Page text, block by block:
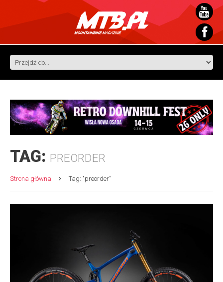
TAG: PREORDER
Strona główna Tag: "preorder"